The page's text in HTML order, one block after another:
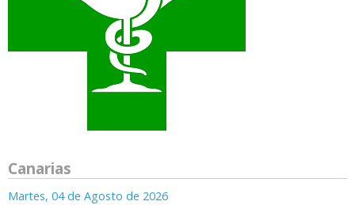
Canarias
Martes, 04 de Agosto de 2026